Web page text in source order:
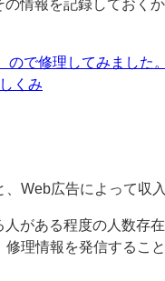
情報を記録しておく
で修理してみました。
くみ
Web広告によって収
がある程度の人数存
理情報を発信するこ